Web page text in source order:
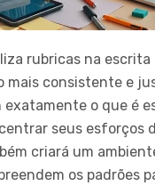
rubricas na escrita
mais consistente e
exatamente o que é
seus esforços
criará um
os padrões